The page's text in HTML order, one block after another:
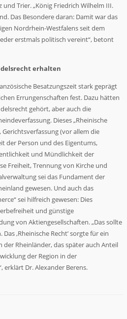
Trier. „König Friedrich Wilhelm III.
Das Besondere daran: Damit war das
Nordrhein-Westfalens seit dem
erstmals politisch vereint“, betont
erhalten
Besatzungszeit stark geprägt
Errungenschaften fest. Dazu hätten
gehört, aber auch die
Dieses „Rheinische
(vor allem die
der Person und des Eigentums,
und Mündlichkeit der
Freiheit, Trennung von Kirche und
sei das Fundament der
gewesen. Und auch das
sei hilfreich gewesen: Dies
und günstige
von Aktiengesellschaften. „Das sollte
‚Rheinische Recht’ sorgte für ein
der Rheinländer, das später auch Anteil
der Region in der
erklärt Dr. Alexander Berens.